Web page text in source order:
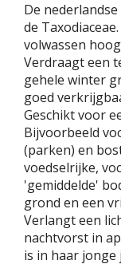
De nederlandse
de
volwassen
Verdraagt een
gehele winter
goed
Geschikt voor
Bijvoorbeeld
(parken) en
voedselrijke,
'gemiddelde'
grond en een
Verlangt een
nachtvorst in
is in haar jonge